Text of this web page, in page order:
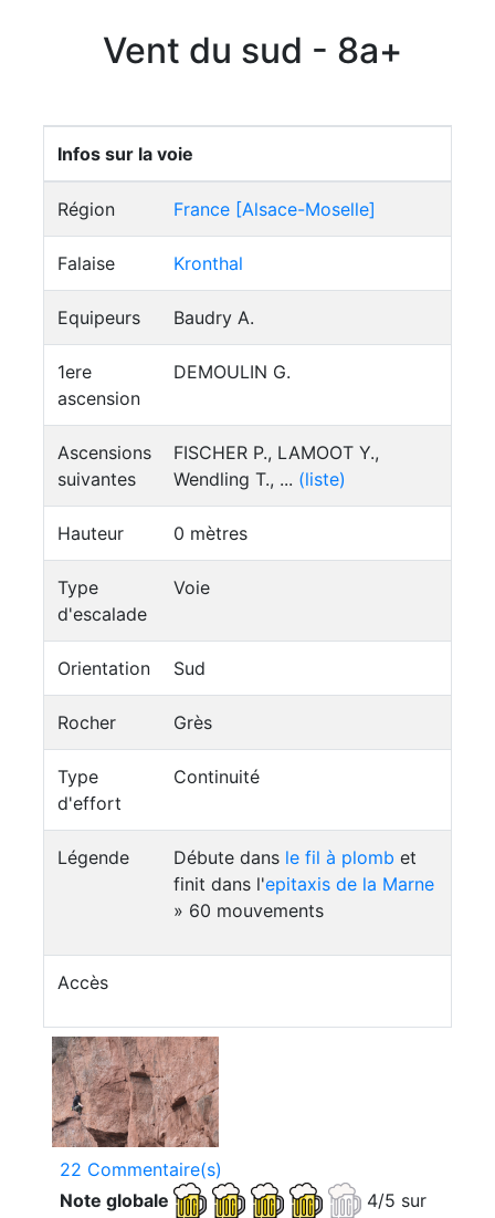
Vent du sud - 8a+
Infos sur la voie
Région France [Alsace-Moselle]
Falaise Kronthal
Equipeurs Baudry A.
1ere
ascension
DEMOULIN G.
Ascensions
suivantes
FISCHER P., LAMOOT Y.,
Wendling T., ... (liste)
Hauteur 0 mètres
Type
d'escalade
Voie
Orientation Sud
Rocher Grès
Type
d'effort
Continuité
Légende Débute dans le fil à plomb et
finit dans l'epitaxis de la Marne
» 60 mouvements
Accès
22 Commentaire(s)
Note globale
4/5 sur